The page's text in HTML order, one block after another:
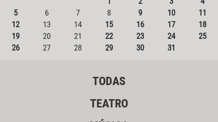
5
6 7 8 9 10
11
12
13 14 15 16 17
18
19
20 21 22 23 24
25
26
27 28 29 30 31
TODAS
TEATRO